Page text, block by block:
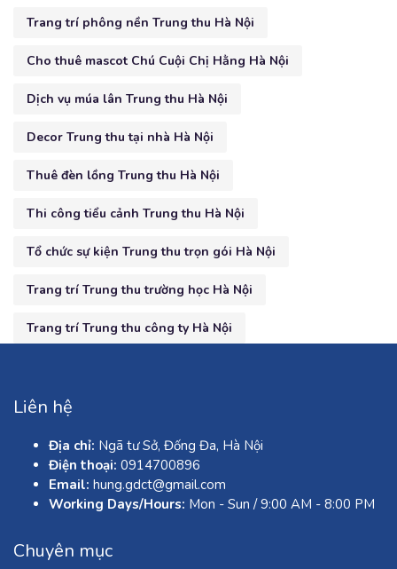
Trang trí phông nền Trung thu Hà Nội
Cho thuê mascot Chú Cuội Chị Hằng Hà Nội
Dịch vụ múa lân Trung thu Hà Nội
Decor Trung thu tại nhà Hà Nội
Thuê đèn lồng Trung thu Hà Nội
Thi công tiểu cảnh Trung thu Hà Nội
Tổ chức sự kiện Trung thu trọn gói Hà Nội
Trang trí Trung thu trường học Hà Nội
Trang trí Trung thu công ty Hà Nội
Liên hệ
Địa chỉ: Ngã tư Sở, Đống Đa, Hà Nội
Điện thoại: 0914700896
Email: hung.gdct@gmail.com
Working Days/Hours: Mon - Sun / 9:00 AM - 8:00 PM
Chuyên mục